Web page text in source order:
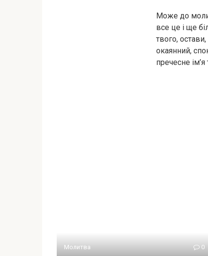
Може до
все це і ще
твого,
окаянний,
пречесне
Молитва 0